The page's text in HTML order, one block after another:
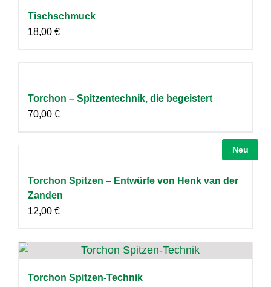
Tischschmuck
18,00 €
Torchon – Spitzentechnik, die begeistert
70,00 €
Neu
Torchon Spitzen – Entwürfe von Henk van der
Zanden
12,00 €
Torchon Spitzen-Technik